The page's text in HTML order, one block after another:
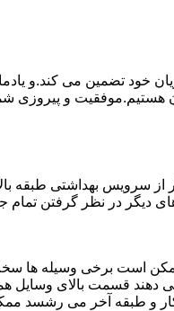
تضمین می کند.و
هستیم.موفقیت و پیروزی
از سرویس بهداشتی طبقه
دیگر در نظر گرفتن تمام
است برخی وسیله ها سخت
دهند قسمت بالای وسایل
کار و طبقه آخر می رشسد